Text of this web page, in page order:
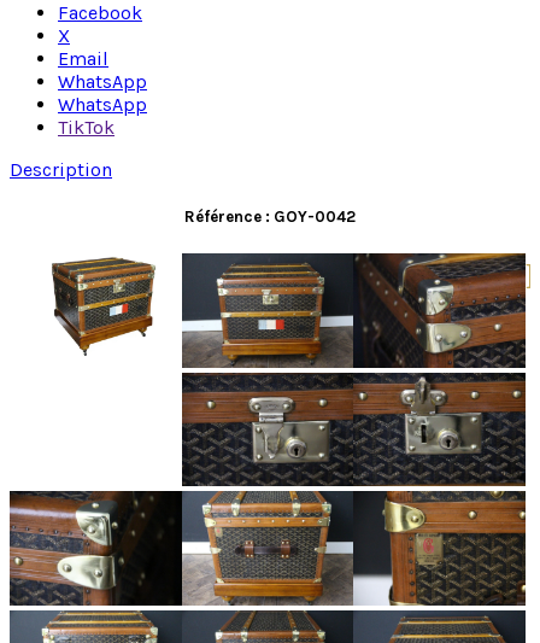
Facebook
X
Email
WhatsApp
WhatsApp
TikTok
Description
Référence : GOY-0042